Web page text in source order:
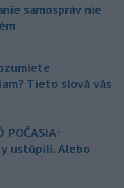
samospráv nie
Tieto slová vás
POČASIA:
ustúpili. Alebo